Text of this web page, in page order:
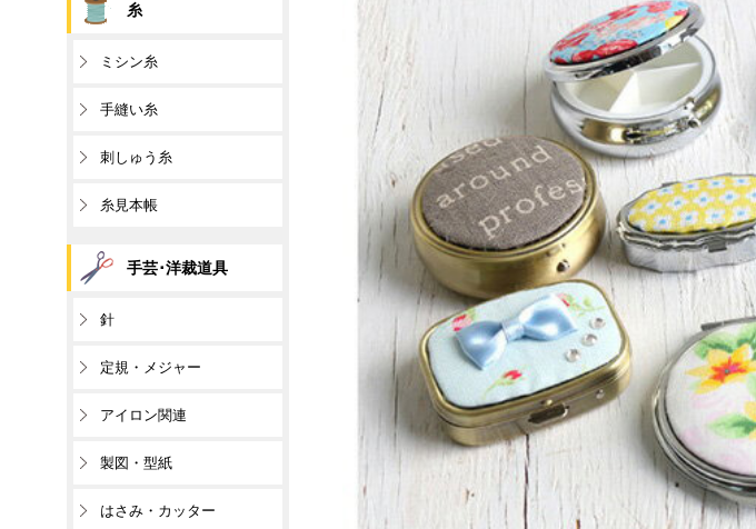
糸
ミシン糸
手縫い糸
刺しゅう糸
糸見本帳
手芸･洋裁道具
針
定規・メジャー
アイロン関連
製図・型紙
はさみ・カッター